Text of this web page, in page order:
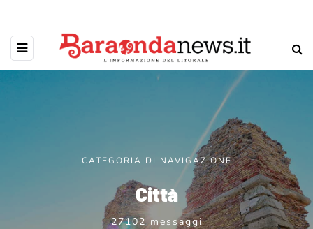
CATEGORIA DI NAVIGAZIONE
Città
27102 messaggi